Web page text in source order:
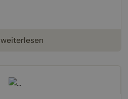
weiterlesen